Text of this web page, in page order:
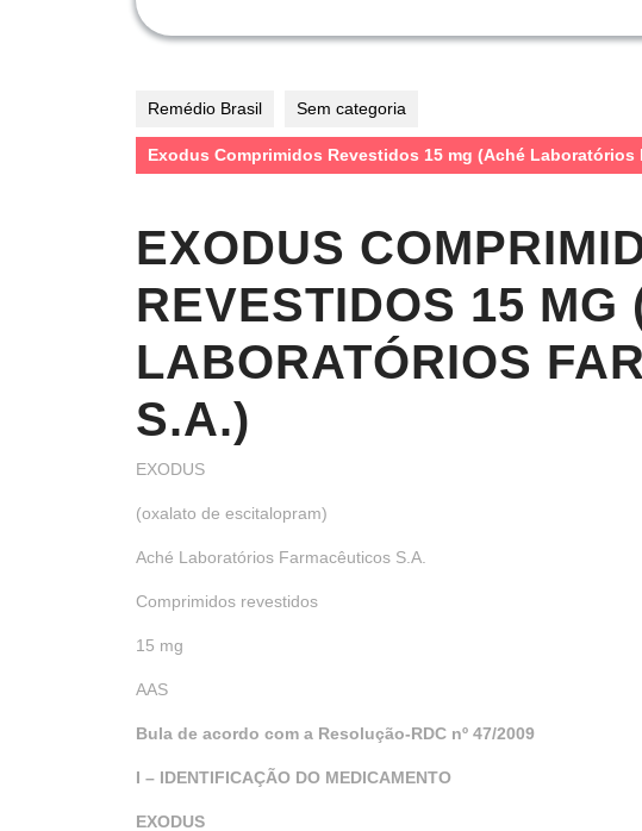
Remédio Brasil Sem categoria
Exodus Comprimidos Revestidos 15 mg (Aché Laboratórios
EXODUS
REVESTIDOS 15 MG
LABORATÓRIOS
S.A.)
EXODUS
(oxalato de escitalopram)
Aché Laboratórios Farmacêuticos S.A.
Comprimidos revestidos
15 mg
AAS
Bula de acordo com a Resolução-RDC nº 47/2009
I – IDENTIFICAÇÃO DO MEDICAMENTO
EXODUS